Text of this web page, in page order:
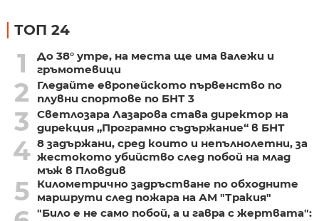
ТОП 24
1
До 38° утре, на места ще има валежи и
гръмотевици
2
Гледайте европейското първенство по
плувни спортове по БНТ 3
3
Светлозара Лазарова става директор на
дирекция „Програмно съдържание“ в БНТ
4 8 задържани, сред които и непълнолетни, за
жестокото убийство след побой на млад
мъж в Пловдив
5
Километрично задръстване по обходните
маршрути след пожара на АМ "Тракия"
"Било е не само побой, а и гавра с жертвата":